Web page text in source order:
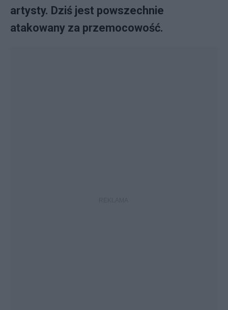
artysty. Dziś jest powszechnie
atakowany za przemocowość.